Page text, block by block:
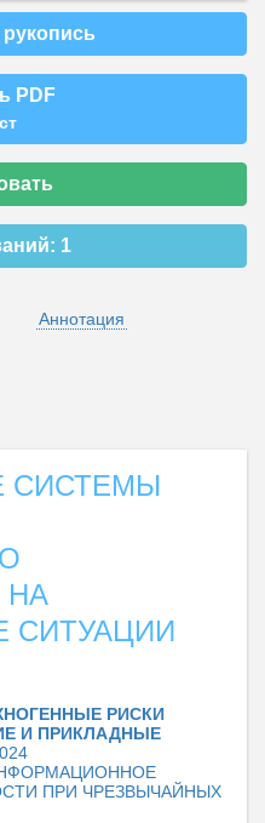
PDF
1
Аннотация
СИСТЕМЫ
НА
СИТУАЦИИ
РИСКИ
И ПРИКЛАДНЫЕ
ПРИ ЧРЕЗВЫЧАЙНЫХ